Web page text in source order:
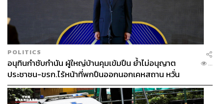
POLITICS
อนุทินกำชับกำนัน ผู้ใหญ่บ้านคุมเข้มปืน ย้ำไม่อนุญาต
ประชาชน-ขรก.ไร้หน้าที่พกปืนออกนอกเคหสถาน หวั่น
พฤติกรรมลอกเลียนแบบ จ่อลงพื้นที่เกิดเหตุ
...